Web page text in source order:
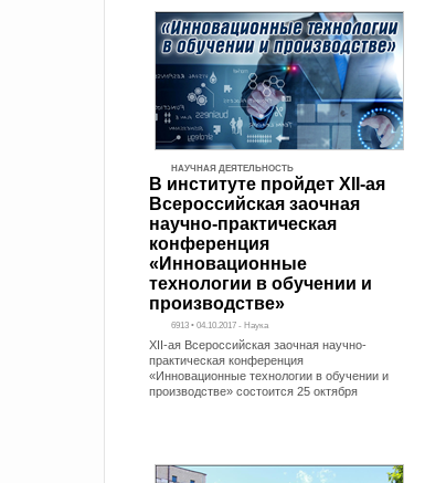
НАУЧНАЯ ДЕЯТЕЛЬНОСТЬ
В институте пройдет XII-ая
Всероссийская заочная
научно-практическая
конференция
«Инновационные
технологии в обучении и
производстве»
6913 • 04.10.2017 - Наука
XII-ая Всероссийская заочная научно-
практическая конференция
«Инновационные технологии в обучении и
производстве» состоится 25 октября